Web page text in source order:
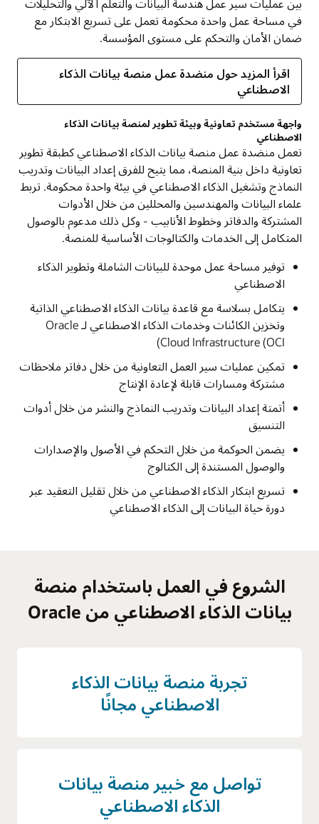
بين عمليات سير عمل هندسة البيانات والتعلم الآلي والتحليلات
في مساحة عمل واحدة محكومة تعمل على تسريع الابتكار مع
ضمان الأمان والتحكم على مستوى المؤسسة.
اقرأ المزيد حول منضدة عمل منصة بيانات الذكاء
الاصطناعي
واجهة مستخدم تعاونية وبيئة تطوير لمنصة بيانات الذكاء
الاصطناعي
تعمل منضدة عمل منصة بيانات الذكاء الاصطناعي كطبقة تطوير
تعاونية داخل بنية المنصة، مما يتيح للفرق إعداد البيانات وتدريب
النماذج وتشغيل الذكاء الاصطناعي في بيئة واحدة محكومة. تربط
علماء البيانات والمهندسين والمحللين من خلال الأدوات
المشتركة والدفاتر وخطوط الأنابيب - وكل ذلك مدعوم بالوصول
المتكامل إلى الخدمات والكتالوجات الأساسية للمنصة.
توفير مساحة عمل موحدة للبيانات الشاملة وتطوير الذكاء
الاصطناعي
يتكامل بسلاسة مع قاعدة بيانات الذكاء الاصطناعي الذاتية
وتخزين الكائنات وخدمات الذكاء الاصطناعي لـ Oracle
Cloud Infrastructure (OCI)
تمكين عمليات سير العمل التعاونية من خلال دفاتر ملاحظات
مشتركة ومسارات قابلة لإعادة الإنتاج
أتمتة إعداد البيانات وتدريب النماذج والنشر من خلال أدوات
التنسيق
يضمن الحوكمة من خلال التحكم في الأصول والإصدارات
والوصول المستندة إلى الكتالوج
تسريع ابتكار الذكاء الاصطناعي من خلال تقليل التعقيد عبر
دورة حياة البيانات إلى الذكاء الاصطناعي
الشروع في العمل باستخدام منصة
بيانات الذكاء الاصطناعي من Oracle
تجربة منصة بيانات الذكاء
الاصطناعي مجانًا
تواصل مع خبير منصة بيانات
الذكاء الاصطناعي